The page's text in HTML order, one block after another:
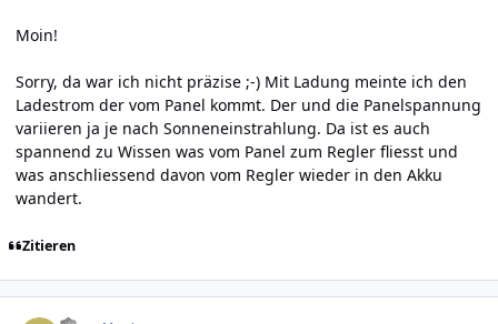
Moin!
Sorry, da war ich nicht präzise ;-) Mit Ladung meinte ich den
Ladestrom der vom Panel kommt. Der und die Panelspannung
variieren ja je nach Sonneneinstrahlung. Da ist es auch
spannend zu Wissen was vom Panel zum Regler fliesst und
was anschliessend davon vom Regler wieder in den Akku
wandert.
Zitieren